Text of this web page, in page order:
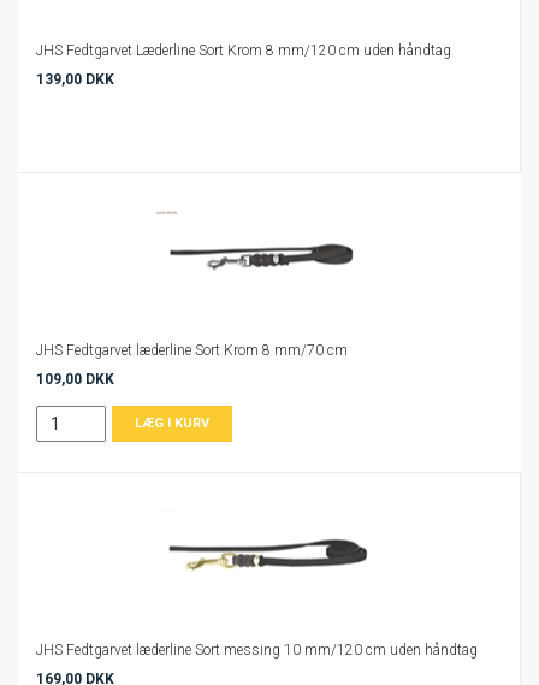
JHS Fedtgarvet Læderline Sort Krom 8 mm/120 cm uden håndtag
139,00 DKK
JHS Fedtgarvet læderline Sort Krom 8 mm/70 cm
109,00 DKK
JHS Fedtgarvet læderline Sort messing 10 mm/120 cm uden håndtag
169,00 DKK